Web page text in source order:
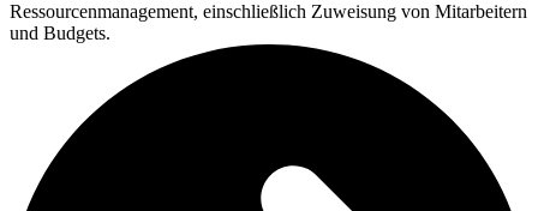
Ressourcenmanagement, einschließlich Zuweisung von Mitarbeitern
und Budgets.